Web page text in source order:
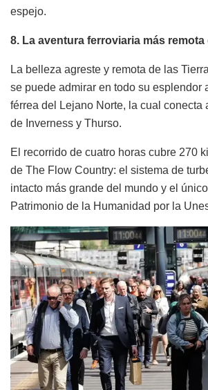
espejo.
8. La aventura ferroviaria más
La belleza agreste y remota de las
se puede admirar en todo su esplendor
férrea del Lejano Norte, la cual conecta
de Inverness y Thurso.
El recorrido de cuatro horas cubre 270
de The Flow Country: el sistema de
intacto más grande del mundo y el
Patrimonio de la Humanidad por la